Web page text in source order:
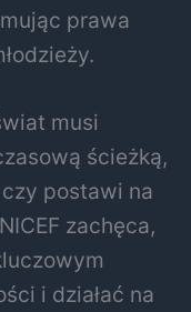
prawa
musi
ścieżką,
postawi na
zachęca,
i działać na